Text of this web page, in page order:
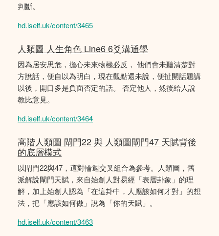
判斷。
hd.iself.uk/content/3465
人類圖 人生角色 Line6 6爻溝通學
因為居安思危，擔心未來物極必反， 他們會未聽清楚對
方說話，便自以為明白，現在觀點還未說，便扯開話題講
以後，開口多是負面否定的話。 否定他人，然後給人說
教比意見。
hd.iself.uk/content/3464
高階人類圖 閘門22 與 人類圖閘門47 天賦背後
的底層模式
以閘門22與47，這對輪迴交叉組合為參考。人類圖，舊
派解說閘門天賦，來自始創人對易經「表層卦象」的理
解，加上始創人認為「在這卦中，人應該如何才對」的想
法，把「應該如何做」說為「你的天賦」。
hd.iself.uk/content/3463